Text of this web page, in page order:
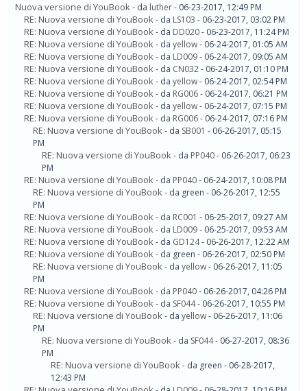
Nuova versione di YouBook- da luther- 06-23-2017, 12:49 PM
RE: Nuova versione di YouBook- da LS103 - 06-23-2017, 03:02 PM
RE: Nuova versione di YouBook- da DD020- 06-23-2017, 11:24 PM
RE: Nuova versione di YouBook- da yellow- 06-24-2017, 01:05 AM
RE: Nuova versione di YouBook- da LD009- 06-24-2017, 09:05 AM
RE: Nuova versione di YouBook- da CN032- 06-24-2017, 01:10 PM
RE: Nuova versione di YouBook- da yellow- 06-24-2017, 02:54 PM
RE: Nuova versione di YouBook- da RG006- 06-24-2017, 06:21 PM
RE: Nuova versione di YouBook- da yellow- 06-24-2017, 07:15 PM
RE: Nuova versione di YouBook- da RG006- 06-24-2017, 07:16 PM
RE: Nuova versione di YouBook- da SB001 - 06-26-2017, 05:15
PM
RE: Nuova versione di YouBook- da PP040- 06-26-2017, 06:23
PM
RE: Nuova versione di YouBook- da PP040- 06-24-2017, 10:08 PM
RE: Nuova versione di YouBook- da green - 06-26-2017, 12:55
PM
RE: Nuova versione di YouBook- da RC001 - 06-25-2017, 09:27 AM
RE: Nuova versione di YouBook- da LD009- 06-25-2017, 09:53 AM
RE: Nuova versione di YouBook- da GD124- 06-26-2017, 12:22 AM
RE: Nuova versione di YouBook- da green - 06-26-2017, 02:50 PM
RE: Nuova versione di YouBook- da yellow- 06-26-2017, 11:05
PM
RE: Nuova versione di YouBook- da PP040- 06-26-2017, 04:26 PM
RE: Nuova versione di YouBook- da SF044- 06-26-2017, 10:55 PM
RE: Nuova versione di YouBook- da yellow- 06-26-2017, 11:06
PM
RE: Nuova versione di YouBook- da SF044- 06-27-2017, 08:36
PM
RE: Nuova versione di YouBook- da green - 06-28-2017,
12:43 PM